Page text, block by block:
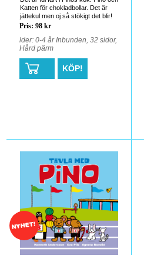
Katten för chokladbollar. Det är
jättekul men oj så stökigt det blir!
Pris: 98 kr
lder: 0-4 år Inbunden, 32 sidor,
Hård pärm
KÖP!
NYHET!